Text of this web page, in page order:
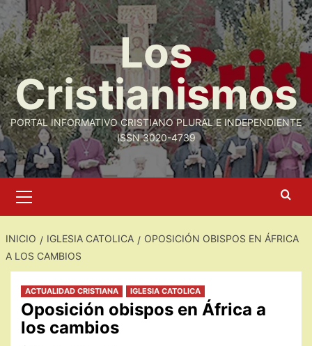
Saltar
al
contenido
Los
Cristianismos
PORTAL INFORMATIVO CRISTIANO PLURAL E INDEPENDIENTE
ISSN 3020-4739
primario
INICIO IGLESIA CATOLICA
OPOSICIÓN OBISPOS EN ÁFRICA
A LOS CAMBIOS
ACTUALIDAD CRISTIANA IGLESIA CATOLICA
Oposición obispos en África a
los cambios